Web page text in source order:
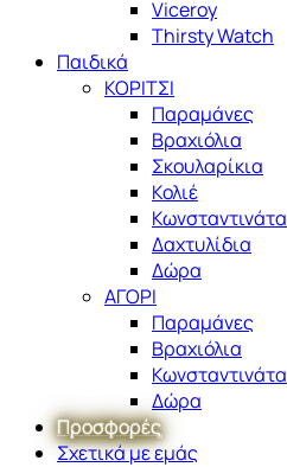
Viceroy
Thirsty Watch
Παιδικά
ΚΟΡΙΤΣΙ
Παραμάνες
Βραχιόλια
Σκουλαρίκια
Κολιέ
Κωνσταντινάτα
Δαχτυλίδια
Δώρα
ΑΓΟΡΙ
Παραμάνες
Βραχιόλια
Κωνσταντινάτα
Δώρα
Προσφορές
Σχετικά με εμάς